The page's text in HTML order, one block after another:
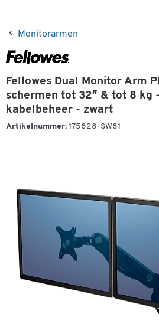
Monitorarmen
Fellowes Dual Monitor Arm
schermen tot 32″ & tot 8 kg
kabelbeheer - zwart
Artikelnummer: 175828-SW81